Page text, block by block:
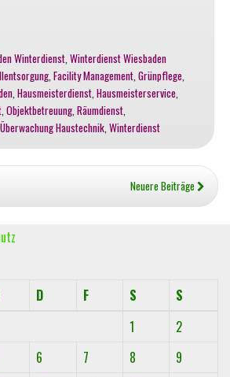
Winterdienst Winterdienst Wiesbaden
Facility Management Grünpflege
Hausmeisterdienst Hausmeisterservice
Objektbetreuung Räumdienst
Überwachung Haustechnik Winterdienst
Neuere Beiträge
D F S
S
1
2
6 7 8
9